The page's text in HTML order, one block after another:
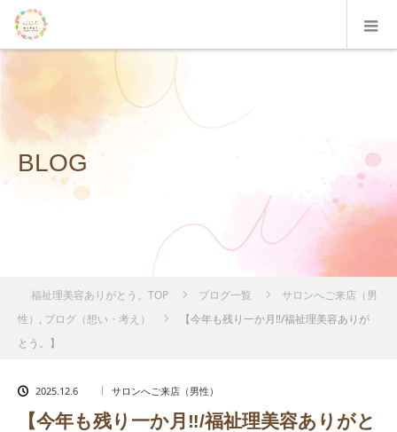
BLOG
福祉理美容ありがとう。TOP ブログ一覧
サロンへご来店（男
性） , ブログ（想い・考え）
【今年も残り一か月‼/福祉理美容ありが
とう。】
2025.12.6 サロンへご来店（男性）
【今年も残り一か月‼/福祉理美容ありがと